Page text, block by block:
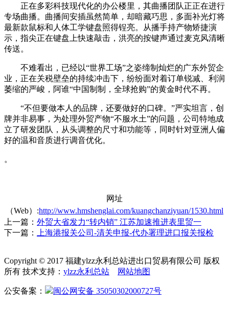
正在多彩科技现代化的办公楼里，其曲播团队正正在进行
专场曲播。曲播间安插虽然简单，却暗藏巧思，多面补光灯将
最新款鼠标和人体工学键盘照得锃亮。从播手持产物矫捷演
示，指尖正在键盘上快速敲击，洪亮的按键声通过麦克风清晰
传送。
不难看出，已经以“世界工场”之姿缔制灿烂的广东外贸企
业，正在关税壁垒的持续冲击下，纷纷面对着订单锐减、利润
萎缩的严峻，阿谁“中国制制，全球抢购”的黄金时代不再。
“不但要做本人的品牌，还要做好的口碑。”严实坦言，创
牌并非易事，为处理外贸产物“不服水土”的问题，公司特地成
立了研发团队，从头调整的尺寸和功能等，同时针对亚洲人偏
好的温和音质进行调音优化。
。
网址
（Web）:http://www.hmshenglai.com/kuangchanziyuan/1530.html
上一篇： 外贸大省发力“转内销” 江苏加速推进表里贸一
下一篇：
上海港报关公司-清关申报-代办署理进口报关报检
Copyright © 2017 福建ylzz永利总站进出口贸易有限公司 版权
所有 技术支持： ylzz永利总站 网站地图
公安备案： 闽公网安备 35050302000727号